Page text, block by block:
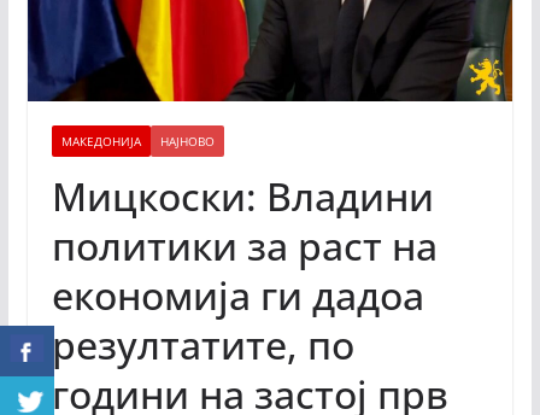
МАКЕДОНИЈА НАЈНОВО
Мицкоски: Владини
политики за раст на
економија ги дадоа
резултатите, по
години на застој прв